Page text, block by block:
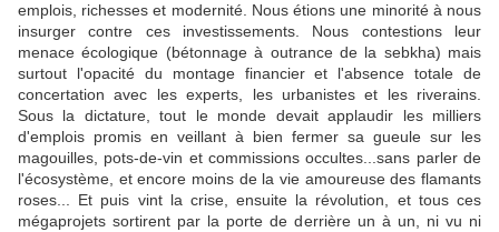
emplois, richesses et modernité. Nous étions une minorité à nous
insurger contre ces investissements. Nous contestions leur
menace écologique (bétonnage à outrance de la sebkha) mais
surtout l'opacité du montage financier et l'absence totale de
concertation avec les experts, les urbanistes et les riverains.
Sous la dictature, tout le monde devait applaudir les milliers
d'emplois promis en veillant à bien fermer sa gueule sur les
magouilles, pots-de-vin et commissions occultes...sans parler de
l'écosystème, et encore moins de la vie amoureuse des flamants
roses... Et puis vint la crise, ensuite la révolution, et tous ces
mégaprojets sortirent par la porte de derrière un à un, ni vu ni